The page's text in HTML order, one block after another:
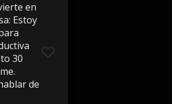
en
Estoy
30
de